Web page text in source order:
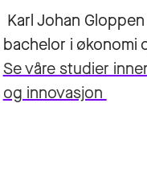
Karl Johan
bachelor i økonomi
Se våre studier
og innovasjon